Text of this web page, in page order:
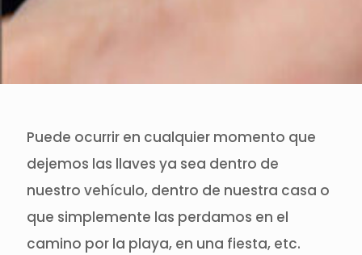
Puede ocurrir en cualquier momento que
dejemos las llaves ya sea dentro de
nuestro vehículo, dentro de nuestra casa o
que simplemente las perdamos en el
camino por la playa, en una fiesta, etc.